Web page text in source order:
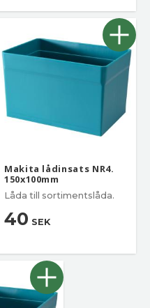
Makita lådinsats NR4.
150x100mm
Låda till sortimentslåda.
40 SEK